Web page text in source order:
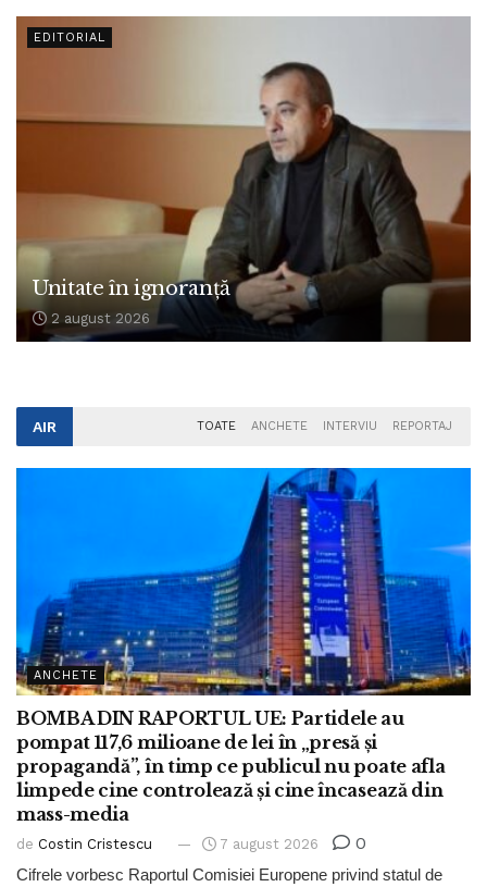
EDITORIAL
Unitate în ignoranță
2 august 2026
AIR TOATE ANCHETE INTERVIU REPORTAJ
ANCHETE
BOMBA DIN RAPORTUL UE: Partidele au
pompat 117,6 milioane de lei în „presă și
propagandă”, în timp ce publicul nu poate afla
limpede cine controlează și cine încasează din
mass-media
de Costin Cristescu 7 august 2026 0
Cifrele vorbesc Raportul Comisiei Europene privind statul de